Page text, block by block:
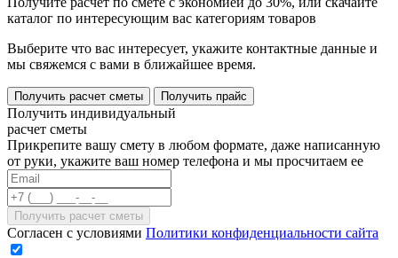
каталог по интересующим вас категориям товаров
Выберите что вас интересует, укажите контактные данные и
мы свяжемся с вами в ближайшее время.
Получить расчет сметы Получить прайс
Получить индивидуальный
расчет сметы
Прикрепите вашу смету в любом формате, даже написанную
от руки, укажите ваш номер телефона и мы просчитаем ее
Согласен с условиями Политики конфиденциальности сайта